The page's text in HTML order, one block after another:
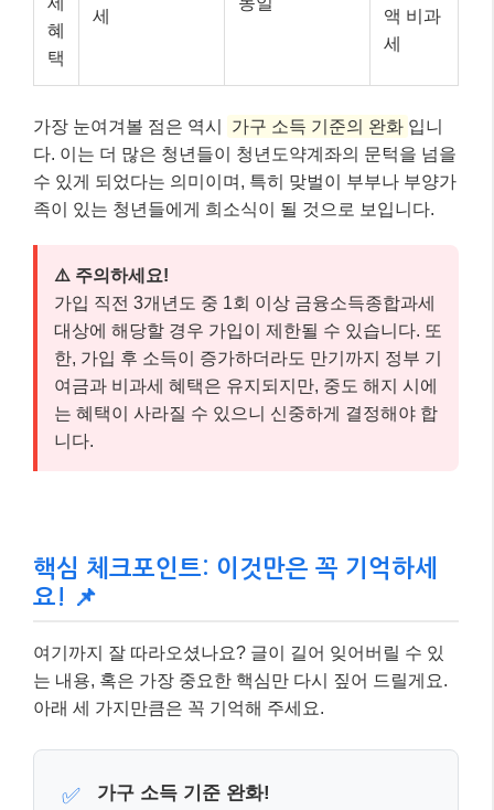
혜
택
세
액 비과
세
가장 눈여겨볼 점은 역시 가구 소득 기준의 완화 입니
다. 이는 더 많은 청년들이 청년도약계좌의 문턱을 넘을
수 있게 되었다는 의미이며, 특히 맞벌이 부부나 부양가
족이 있는 청년들에게 희소식이 될 것으로 보입니다.
⚠️ 주의하세요!
가입 직전 3개년도 중 1회 이상 금융소득종합과세
대상에 해당할 경우 가입이 제한될 수 있습니다. 또
한, 가입 후 소득이 증가하더라도 만기까지 정부 기
여금과 비과세 혜택은 유지되지만, 중도 해지 시에
는 혜택이 사라질 수 있으니 신중하게 결정해야 합
니다.
핵심 체크포인트: 이것만은 꼭 기억하세
요! 📌
여기까지 잘 따라오셨나요? 글이 길어 잊어버릴 수 있
는 내용, 혹은 가장 중요한 핵심만 다시 짚어 드릴게요.
아래 세 가지만큼은 꼭 기억해 주세요.
✅ 가구 소득 기준 완화!